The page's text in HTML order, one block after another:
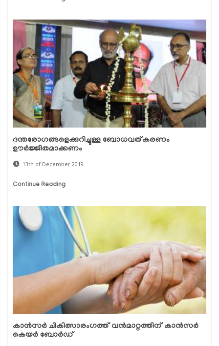
ദന്തരോഗങ്ങളെക്കുറിച്ചുള്ള ബോധവത്കരണം
ഊര്‍ജ്ജിതമാക്കണം
13th of December 2019
Continue Reading
കാന്‍സര്‍ ചികിത്സാരംഗത്ത് വന്‍മാറ്റത്തിന് കാന്‍സര്‍
കെയര്‍ ബോര്‍ഡ്